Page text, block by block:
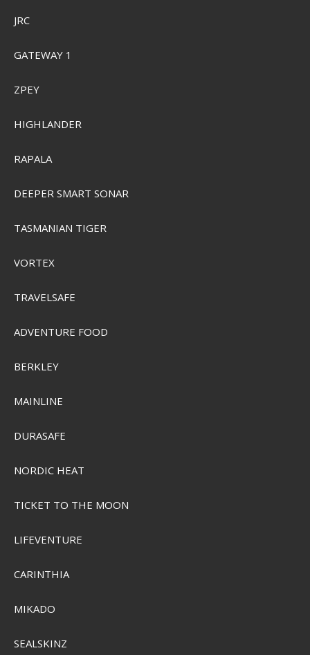
RADIO OG RADAR
TRANSDUCER
JRC
GATEWAY 1
ZPEY
HIGHLANDER
RAPALA
DEEPER SMART SONAR
TASMANIAN TIGER
VORTEX
TRAVELSAFE
ADVENTURE FOOD
BERKLEY
MAINLINE
DURASAFE
NORDIC HEAT
TICKET TO THE MOON
LIFEVENTURE
CARINTHIA
MIKADO
SEALSKINZ